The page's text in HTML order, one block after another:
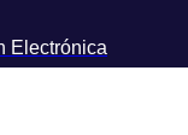
Electrónica